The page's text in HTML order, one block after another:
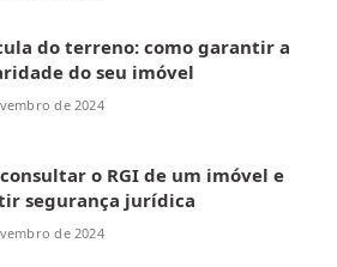
do terreno: como garantir a
do seu imóvel
de 2024
o RGI de um imóvel e
segurança jurídica
de 2024